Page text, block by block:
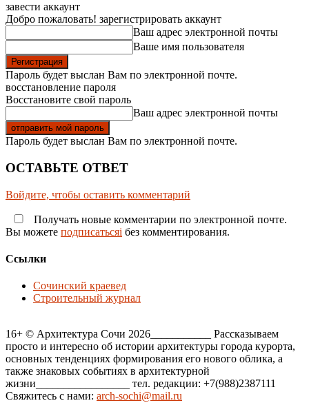
завести аккаунт
Добро пожаловать! зарегистрировать аккаунт
Ваш адрес электронной почты
Ваше имя пользователя
Пароль будет выслан Вам по электронной почте.
восстановление пароля
Восстановите свой пароль
Ваш адрес электронной почты
Пароль будет выслан Вам по электронной почте.
ОСТАВЬТЕ ОТВЕТ
Войдите, чтобы оставить комментарий
Получать новые комментарии по электронной почте.
Вы можете подписатьсяi без комментирования.
Ссылки
Сочинский краевед
Строительный журнал
16+ © Архитектура Сочи 2026___________ Рассказываем
просто и интересно об истории архитектуры города курорта,
основных тенденциях формирования его нового облика, а
также знаковых событиях в архитектурной
жизни_________________ тел. редакции: +7(988)2387111
Свяжитесь с нами: arch-sochi@mail.ru